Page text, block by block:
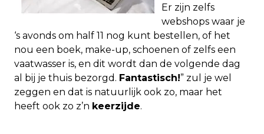
Er zijn zelfs
webshops waar je
‘s avonds om half 11 nog kunt bestellen, of het
nou een boek, make-up, schoenen of zelfs een
vaatwasser is, en dit wordt dan de volgende dag
al bij je thuis bezorgd. Fantastisch!” zul je wel
zeggen en dat is natuurlijk ook zo, maar het
heeft ook zo z’n keerzijde.